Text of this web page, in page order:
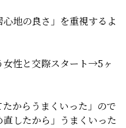
地の良さ」を重視するよ
性と交際スタート→5ヶ
からうまくいった」ので
したから」うまくいった